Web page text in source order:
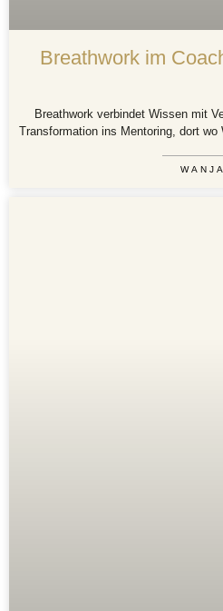
Breathwork im
Breathwork verbindet Wissen mit
Transformation ins Mentoring, dort wo
WANJA